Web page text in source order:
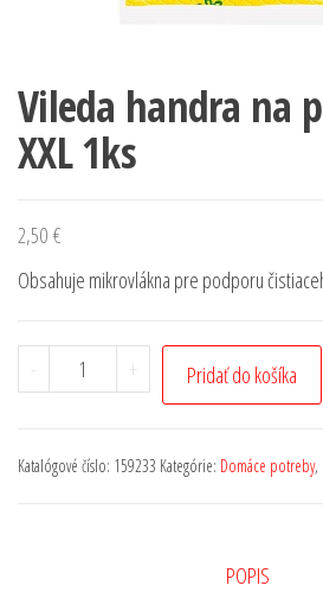
Vileda handra na
XXL 1ks
2,50 €
Obsahuje mikrovlákna pre podporu
- + Pridať do košíka
Katalógové číslo: 159233 Kategórie: Domáce potreby,
POPIS